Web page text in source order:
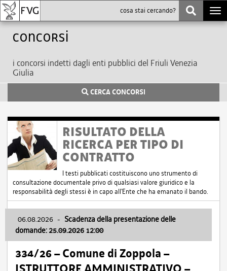
Concorsi
i concorsi indetti dagli enti pubblici del Friuli Venezia
Giulia
CERCA CONCORSI
RISULTATO DELLA
RICERCA PER TIPO DI
CONTRATTO
I testi pubblicati costituiscono uno strumento di
consultazione documentale privo di qualsiasi valore giuridico e la
responsabilità degli stessi è in capo all'Ente che ha emanato il bando.
06.08.2026 - Scadenza della presentazione delle
domande: 25.09.2026 12:00
334/26 – Comune di Zoppola –